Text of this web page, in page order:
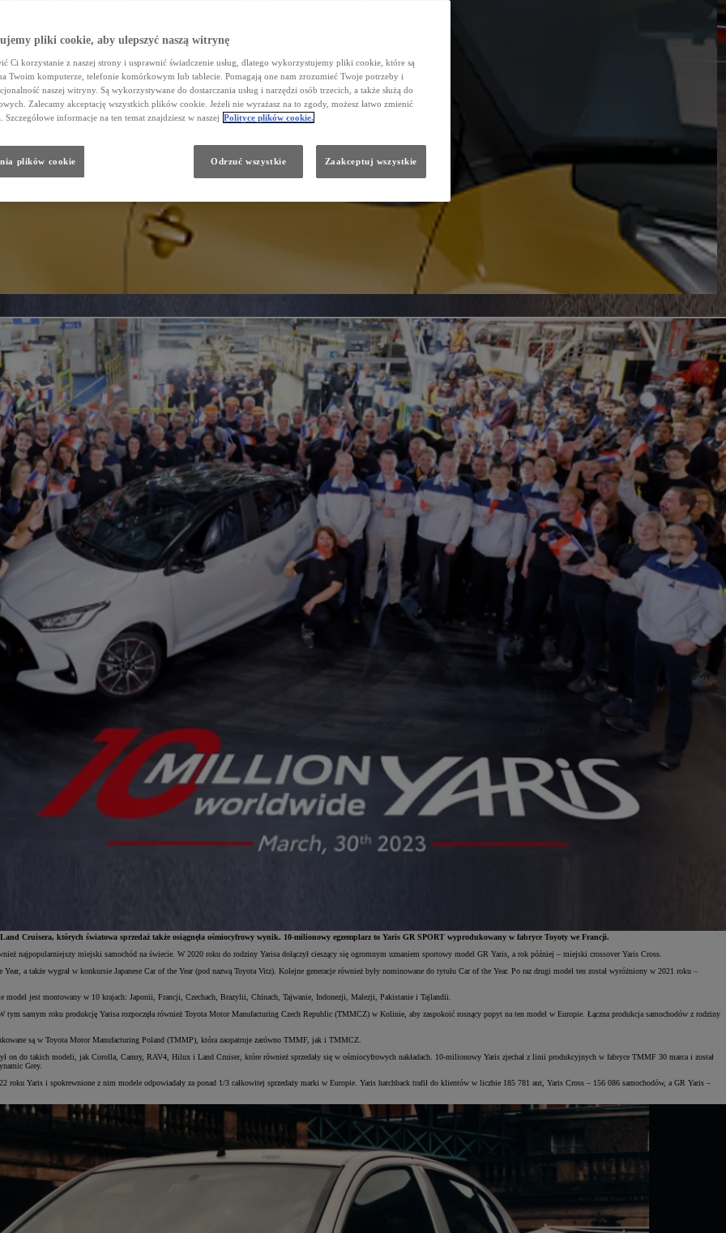
Cruisera, których światowa sprzedaż także osiągnęła ośmiocyfrowy wynik. 10-milionowy egzemplarz to Yaris GR SPORT wyprodukowany w fabryce Toyoty we Francji.
najpopularniejszy miejski samochód na świecie. W 2020 roku do rodziny Yarisa dołączył cieszący się ogromnym uznaniem sportowy model GR Yaris, a rok później – miejski crossover Yaris Cross.
a także wygrał w konkursie Japanese Car of the Year (pod nazwą Toyota Vitz). Kolejne generacje również były nominowane do tytułu Car of the Year. Po raz drugi model ten został wyróżniony w 2021 roku –
model jest montowany w 10 krajach: Japonii, Francji, Czechach, Brazylii, Chinach, Tajwanie, Indonezji, Malezji, Pakistanie i Tajlandii.
samym roku produkcję Yarisa rozpoczęła również Toyota Motor Manufacturing Czech Republic (TMMCZ) w Kolinie, aby zaspokoić rosnący popyt na ten model w Europie. Łączna produkcja samochodów z rodziny
są w Toyota Motor Manufacturing Poland (TMMP), która zaopatruje zarówno TMMF, jak i TMMCZ.
on do takich modeli, jak Corolla, Camry, RAV4, Hilux i Land Cruiser, które również sprzedały się w ośmiocyfrowych nakładach. 10-milionowy Yaris zjechał z linii produkcyjnych w fabryce TMMF 30 marca i został
Grey.
Yaris i spokrewnione z nim modele odpowiadały za ponad 1/3 całkowitej sprzedaży marki w Europie. Yaris hatchback trafił do klientów w liczbie 185 781 aut, Yaris Cross – 156 086 samochodów, a GR Yaris –
pliki cookie, aby ulepszyć naszą witrynę
Ci korzystanie z naszej strony i usprawnić świadczenie usług, dlatego wykorzystujemy pliki cookie, które są
Twoim komputerze, telefonie komórkowym lub tablecie. Pomagają one nam zrozumieć Twoje potrzeby i
naszej witryny. Są wykorzystywane do dostarczania usług i narzędzi osób trzecich, a także służą do
Zalecamy akceptację wszystkich plików cookie. Jeżeli nie wyrażasz na to zgody, możesz łatwo zmienić
Szczegółowe informacje na ten temat znajdziesz w naszej Polityce plików cookie.
Odrzuć wszystkie Zaakceptuj wszystkie
plików cookie